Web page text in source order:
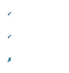
✓
✓
✗